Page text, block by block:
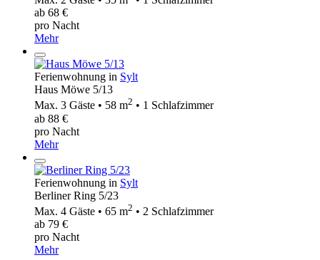
ab 68 €
pro Nacht
Mehr
Ferienwohnung in Sylt
Haus Möwe 5/13
Max. 3 Gäste • 58 m2 • 1 Schlafzimmer
ab 88 €
pro Nacht
Mehr
Ferienwohnung in Sylt
Berliner Ring 5/23
Max. 4 Gäste • 65 m2 • 2 Schlafzimmer
ab 79 €
pro Nacht
Mehr